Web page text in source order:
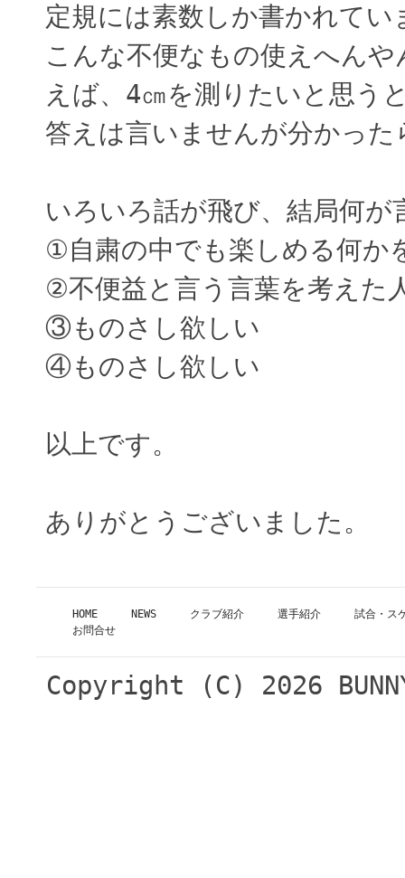
定規には素数しか書かれてい
こんな不便なもの使えへん
えば、4㎝を測りたいと思う
答えは言いませんが分かっ
いろいろ話が飛び、結局何
①自粛の中でも楽しめる何か
②不便益と言う言葉を考えた
③ものさし欲しい
④ものさし欲しい
以上です。
ありがとうございました。
HOME NEWS クラブ紹介 選手紹介
試合・ス
お問合せ
Copyright (C) 2026